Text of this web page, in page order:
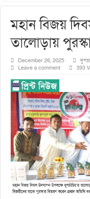
মহান বিজয়
তালোড়ায়
December 26, 2025
Leave a comment
393